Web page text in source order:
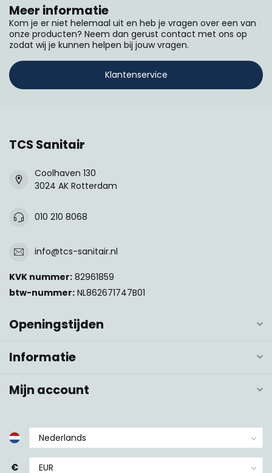
Meer informatie
Kom je er niet helemaal uit en heb je vragen over een van
onze producten? Neem dan gerust contact met ons op
zodat wij je kunnen helpen bij jouw vragen.
Klantenservice
TCS Sanitair
Coolhaven 130
3024 AK Rotterdam
010 210 8068
info@tcs-sanitair.nl
KVK nummer: 82961859
btw-nummer: NL862671747B01
Openingstijden
Informatie
Mijn account
€